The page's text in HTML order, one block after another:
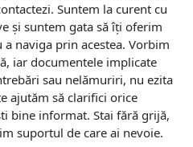
Suntem la curent cu
și suntem gata să îți oferim
naviga prin acestea. Vorbim
iar documentele implicate
sau nelămuriri, nu ezita
ajutăm să clarifici orice
bine informat. Stai fără grijă,
suportul de care ai nevoie.